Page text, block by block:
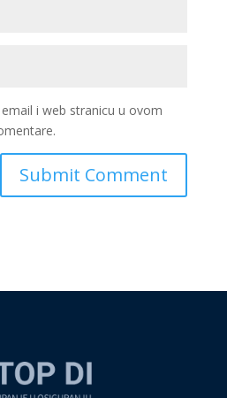
i web stranicu u ovom